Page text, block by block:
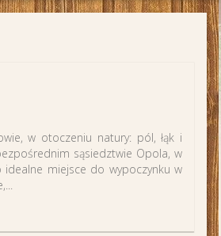
w otoczeniu natury: pól, łąk i
sąsiedztwie Opola, w
idealne miejsce do wypoczynku w